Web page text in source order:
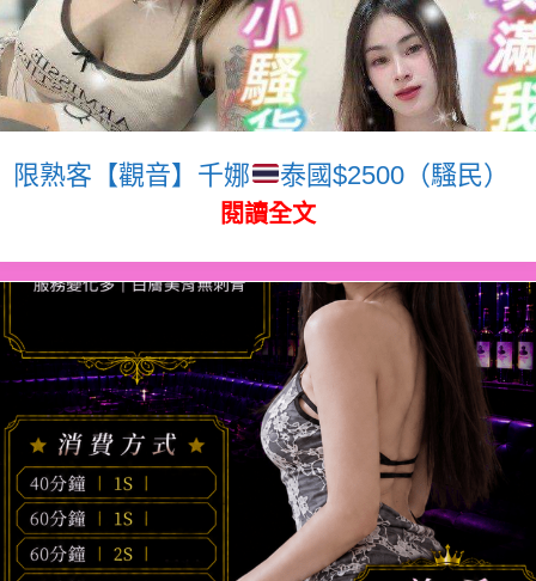
限熟客【觀音】千娜 泰國$2500（騷民）
閱讀全文